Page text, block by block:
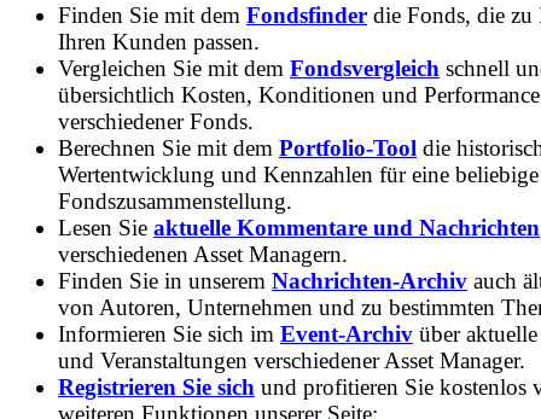
Finden Sie mit dem Fondsfinder die Fonds, die zu
Ihren Kunden passen.
Vergleichen Sie mit dem Fondsvergleich schnell
übersichtlich Kosten, Konditionen und Performance
verschiedener Fonds.
Berechnen Sie mit dem Portfolio-Tool die
Wertentwicklung und Kennzahlen für eine beliebige
Fondszusammenstellung.
Lesen Sie aktuelle Kommentare und Nachrichten
verschiedenen Asset Managern.
Finden Sie in unserem Nachrichten-Archiv auch
von Autoren, Unternehmen und zu bestimmten
Informieren Sie sich im Event-Archiv über
und Veranstaltungen verschiedener Asset Manager.
Registrieren Sie sich und profitieren Sie kostenlos
weiteren Funktionen unserer Seite: